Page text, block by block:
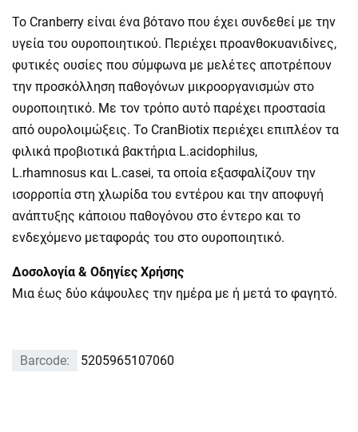
Το Cranberry είναι ένα βότανο που έχει συνδεθεί με την
υγεία του ουροποιητικού. Περιέχει προανθοκυανιδίνες,
φυτικές ουσίες που σύμφωνα με μελέτες αποτρέπουν
την προσκόλληση παθογόνων μικροοργανισμών στο
ουροποιητικό. Με τον τρόπο αυτό παρέχει προστασία
από ουρολοιμώξεις. Το CranBiotix περιέχει επιπλέον τα
φιλικά προβιοτικά βακτήρια L.acidophilus,
L.rhamnosus και L.casei, τα οποία εξασφαλίζουν την
ισορροπία στη χλωρίδα του εντέρου και την αποφυγή
ανάπτυξης κάποιου παθογόνου στο έντερο και το
ενδεχόμενο μεταφοράς του στο ουροποιητικό.
Δοσολογία & Οδηγίες Χρήσης
Μια έως δύο κάψουλες την ημέρα με ή μετά το φαγητό.
Barcode: 5205965107060